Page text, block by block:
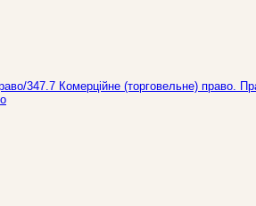
347.7 Комерційне (торговельне) право.